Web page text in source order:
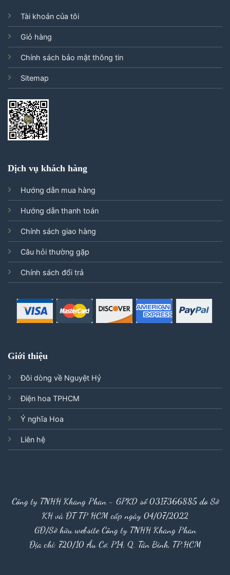
Tài khoản của tôi
Giỏ hàng
Chính sách bảo mật thông tin
Sitemap
Dịch vụ khách hàng
Hướng dẫn mua hàng
Hướng dẫn thanh toán
Chính sách giao hàng
Câu hỏi thường gặp
Chính sách đổi trả
Giới thiệu
Đôi dòng về Nguyệt Hỷ
Điện hoa TPHCM
Ý nghĩa Hoa
Liên hệ
Công ty TNHH Khang Phan - GPKD số 0317366885 do Sở
KH và ĐT TP HCM cấp ngày 04/07/2022
GĐ/Sở hữu website Công ty TNHH Khang Phan
Địa chỉ: 720/10 Âu Cơ, P14, Q. Tân Bình, TP.HCM